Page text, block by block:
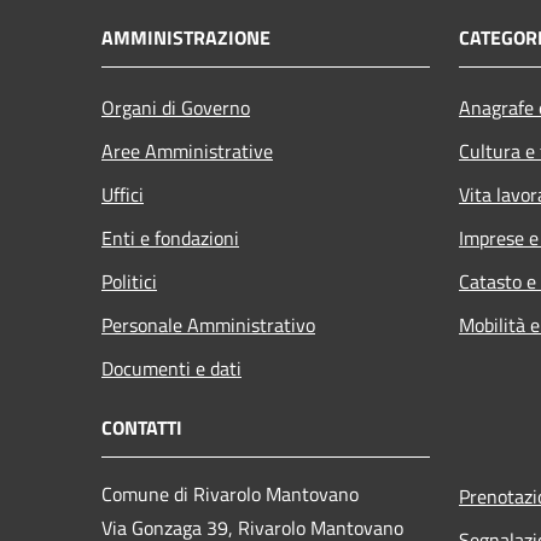
AMMINISTRAZIONE
Organi di Governo
Aree Amministrative
Uffici
Enti e fondazioni
Politici
Personale Amministrativo
Documenti e dati
Cultura
Vita
Imprese
Catasto
Mobilità
CONTATTI
Comune di Rivarolo Mantovano
Via Gonzaga 39, Rivarolo Mantovano